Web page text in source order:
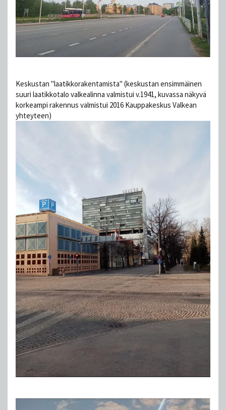
Keskustan "laatikkorakentamista" (keskustan ensimmäinen
suuri laatikkotalo valkealinna valmistui v.1941, kuvassa näkyvä
korkeampi rakennus valmistui 2016 Kauppakeskus Valkean
yhteyteen)